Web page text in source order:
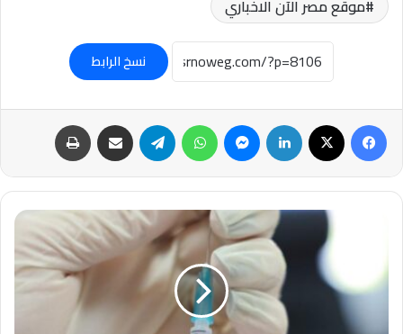
موقع مصر الآن الاخباري
نسخ الرابط
فيسبوك لينكدإن ماسنجر واتساب تيلقرام مشاركة عبر البريد
عاجل:اشتباه
من
الكونغو